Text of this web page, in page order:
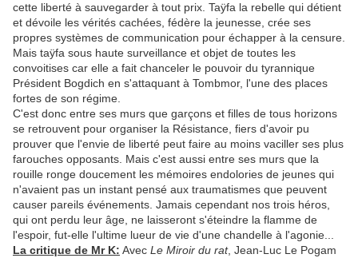
cette liberté à sauvegarder à tout prix. Taÿfa la rebelle qui détient
et dévoile les vérités cachées, fédère la jeunesse, crée ses
propres systèmes de communication pour échapper à la censure.
Mais taÿfa sous haute surveillance et objet de toutes les
convoitises car elle a fait chanceler le pouvoir du tyrannique
Président Bogdich en s'attaquant à Tombmor, l'une des places
fortes de son régime.
C'est donc entre ses murs que garçons et filles de tous horizons
se retrouvent pour organiser la Résistance, fiers d'avoir pu
prouver que l'envie de liberté peut faire au moins vaciller ses plus
farouches opposants. Mais c'est aussi entre ses murs que la
rouille ronge doucement les mémoires endolories de jeunes qui
n'avaient pas un instant pensé aux traumatismes que peuvent
causer pareils événements. Jamais cependant nos trois héros,
qui ont perdu leur âge, ne laisseront s'éteindre la flamme de
l'espoir, fut-elle l'ultime lueur de vie d'une chandelle à l'agonie...
La critique de Mr K: Avec Le Miroir du rat, Jean-Luc Le Pogam